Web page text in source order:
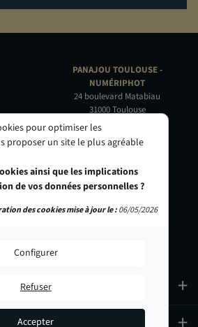
PANAJOU TOULOUSE -
NUMÉRIPHOT
24 boulevard Matabiau
31000 Toulouse
05 62 73 32 60
PANAJOU NICE -
OBJECTIF RIVIERA
24 Rue de l'Hôtel des Postes
06000 Nice
04 93 01 52 25
pour optimiser les
proposer un site le plus agréable
ainsi que les implications
de vos données personnelles ?
Configurer
Refuser
Accepter
des cookies mise à jour le :06/05/2026